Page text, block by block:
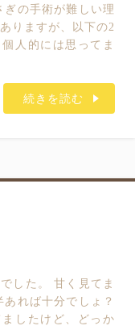
ぎの手術が難しい理
りますが、以下の2
人的には思ってま
続きを読む
した。 甘く見てま
あれば十分でしょ？
したけど、どっか